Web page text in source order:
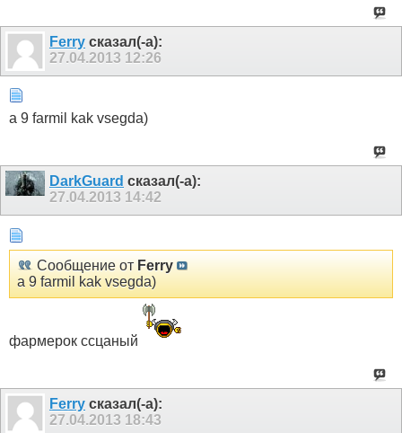
Ferry сказал(-а):
27.04.2013 12:26
a 9 farmil kak vsegda)
DarkGuard сказал(-а):
27.04.2013 14:42
Сообщение от Ferry
a 9 farmil kak vsegda)
фармерок ссцаный
Ferry сказал(-а):
27.04.2013 18:43